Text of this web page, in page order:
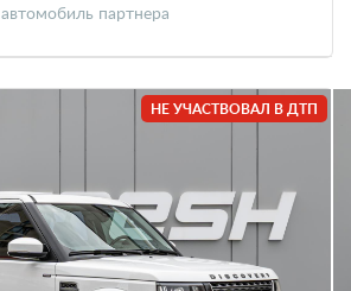
автомобиль партнера
НЕ УЧАСТВОВАЛ В ДТП